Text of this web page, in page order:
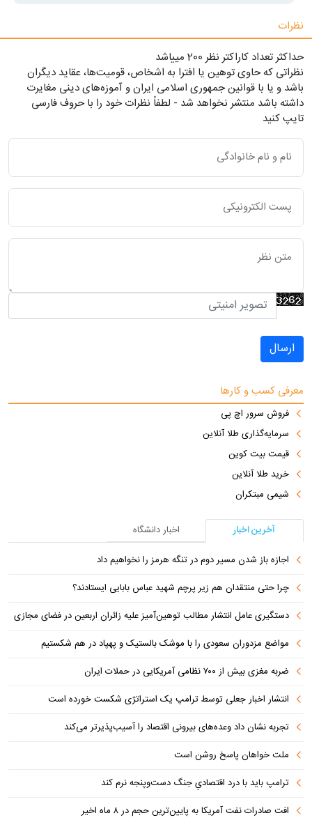
نظرات
حداکثر تعداد کاراکتر نظر 200 ميياشد
نظراتی که حاوی توهین یا افترا به اشخاص، قومیت‌ها، عقاید دیگران
باشد و یا با قوانین جمهوری اسلامی ایران و آموزه‌های دینی مغایرت
داشته باشد منتشر نخواهد شد - لطفاً نظرات خود را با حروف فارسی
تایپ کنید
ارسال
معرفی کسب و کارها
فروش سرور اچ پی
سرمایه‌گذاری طلا آنلاین
قیمت بیت کوین
خرید طلا آنلاین
شیمی مبتکران
آخرین اخبار
اخبار دانشگاه
اجازه باز شدن مسیر دوم در تنگه هرمز را نخواهیم داد
چرا حتی منتقدان هم زیر پرچم شهید عباس بابایی ایستادند؟
دستگیری عامل انتشار مطالب توهین‌آمیز علیه زائران اربعین در فضای مجازی
مواضع مزدوران سعودی را با موشک بالستیک و پهپاد در هم شکستیم
ضربه مغزی بیش از ۷۰۰ نظامی آمریکایی در حملات ایران
انتشار اخبار جعلی توسط ترامپ یک استراتژی شکست خورده است
تجربه نشان داد وعده‌های بیرونی اقتصاد را آسیب‌پذیرتر می‌کند
ملت خواهان پاسخ روشن است
ترامپ باید با درد اقتصادیِ جنگ دست‌و‌پنجه نرم کند
افت صادرات نفت آمریکا به پایین‌ترین حجم در ۸ ماه اخیر